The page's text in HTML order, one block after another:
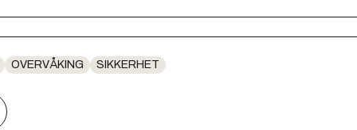
OVERVÅKING SIKKERHET